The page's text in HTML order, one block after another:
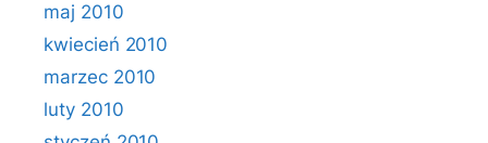
maj 2010
kwiecień 2010
marzec 2010
luty 2010